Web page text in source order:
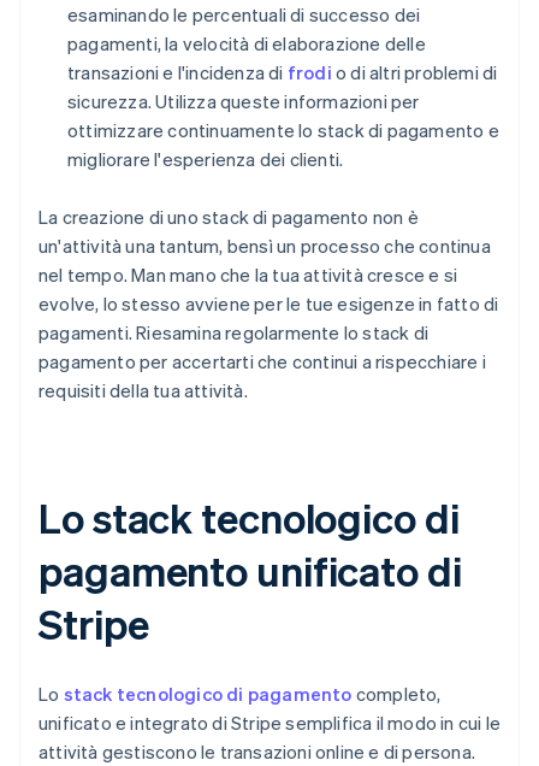
esaminando le percentuali di successo dei
pagamenti, la velocità di elaborazione delle
transazioni e l'incidenza di frodi o di altri problemi di
sicurezza. Utilizza queste informazioni per
ottimizzare continuamente lo stack di pagamento e
migliorare l'esperienza dei clienti.
La creazione di uno stack di pagamento non è
un'attività una tantum, bensì un processo che continua
nel tempo. Man mano che la tua attività cresce e si
evolve, lo stesso avviene per le tue esigenze in fatto di
pagamenti. Riesamina regolarmente lo stack di
pagamento per accertarti che continui a rispecchiare i
requisiti della tua attività.
Lo stack tecnologico di
pagamento unificato di
Stripe
Lo stack tecnologico di pagamento completo,
unificato e integrato di Stripe semplifica il modo in cui le
attività gestiscono le transazioni online e di persona.